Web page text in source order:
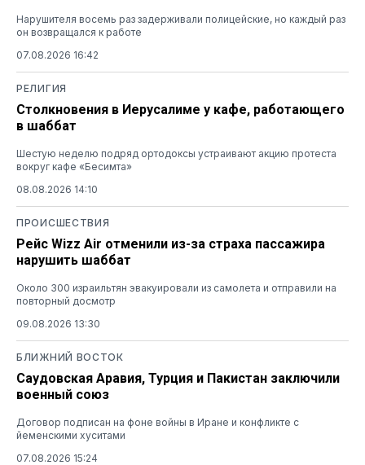
Нарушителя восемь раз задерживали полицейские, но каждый раз
он возвращался к работе
07.08.2026 16:42
РЕЛИГИЯ
Столкновения в Иерусалиме у кафе, работающего
в шаббат
Шестую неделю подряд ортодоксы устраивают акцию протеста
вокруг кафе «Бесимта»
08.08.2026 14:10
ПРОИСШЕСТВИЯ
Рейс Wizz Air отменили из-за страха пассажира
нарушить шаббат
Около 300 израильтян эвакуировали из самолета и отправили на
повторный досмотр
09.08.2026 13:30
БЛИЖНИЙ ВОСТОК
Саудовская Аравия, Турция и Пакистан заключили
военный союз
Договор подписан на фоне войны в Иране и конфликте с
йеменскими хуситами
07.08.2026 15:24